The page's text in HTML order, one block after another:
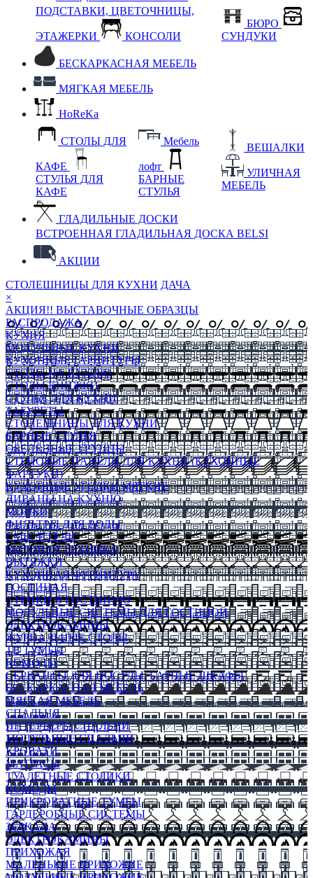
ПОДСТАВКИ, ЦВЕТОЧНИЦЫ,
ЭТАЖЕРКИ КОНСОЛИ
БЮРО
СУНДУКИ
БЕСКАРКАСНАЯ МЕБЕЛЬ
МЯГКАЯ МЕБЕЛЬ
HoReKa
СТОЛЫ ДЛЯ
КАФЕ
СТУЛЬЯ ДЛЯ
КАФЕ
Мебель
лофт
БАРНЫЕ
СТУЛЬЯ
ВЕШАЛКИ
УЛИЧНАЯ
МЕБЕЛЬ
ГЛАДИЛЬНЫЕ ДОСКИ
ВСТРОЕННАЯ ГЛАДИЛЬНАЯ ДОСКА BELSI
АКЦИИ
СТОЛЕШНИЦЫ ДЛЯ КУХНИ ДАЧА
×
АКЦИЯ!! ВЫСТАВОЧНЫЕ ОБРАЗЦЫ
РАСПРОДАЖА
КУХНЯ
МОДУЛЬНЫЕ КУХНИ
КУХОННЫЕ ГАРНИТУРЫ
СТОЛЫ НА КУХНЮ
СТОЛЫ КНИЖКИ
СТУЛЬЯ ДЛЯ КУХНИ
ТАБУРЕТЫ
СТОЛЕШНИЦЫ ДЛЯ КУХНИ
БАРНЫЕ СТУЛЬЯ
ОБЕДЕННЫЕ ГРУППЫ
СТЕНОВЫЕ ПАНЕЛИ ДЛЯ КУХНИ (КУХОННЫЕ
ФАРТУКИ)
КУХОННЫЕ УГОЛКИ МЯГКИЕ
ДИВАНЫ НА КУХНЮ
МОЙКИ
ФИЛЬТРЫ ДЛЯ ВОДЫ
СМЕСИТЕЛИ
БЫТОВАЯ ТЕХНИКА
ВЫТЯЖКИ
КУХОННАЯ ФУРНИТУРА
ГОСТИНАЯ
СТЕНКИ В ГОСТИНУЮ
МОДУЛЬНЫЕ СИСТЕМЫ ДЛЯ ГОСТИНОЙ
ЭЛЕКТРОКАМИНЫ
ЖУРНАЛЬНЫЕ СТОЛЫ
ТВ ТУМБЫ
КОМОДЫ
СЕРВАНТЫ ДЛЯ ПОСУДЫ, БАРНЫЕ ШКАФЫ
БЕСКАРКАСНАЯ МЕБЕЛЬ
МЯГКАЯ МЕБЕЛЬ
СПАЛЬНЯ
ИНТЕРЬЕРЫ СПАЛЬНИ
МОДУЛЬНЫЕ СПАЛЬНИ
КРОВАТИ
МАТРАСЫ
ТУАЛЕТНЫЕ СТОЛИКИ
КОМОДЫ
ПРИКРОВАТНЫЕ ТУМБЫ
ГАРДЕРОБНЫЕ СИСТЕМЫ
ЗЕРКАЛА
ЭЛЕКТРОКАМИНЫ
ПРИХОЖАЯ
МАЛЕНЬКИЕ ПРИХОЖИЕ